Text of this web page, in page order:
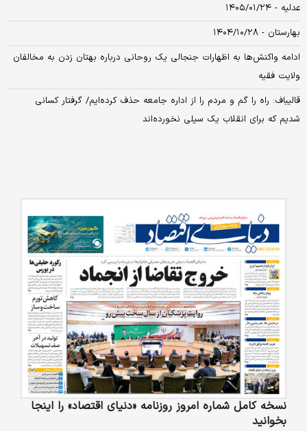
عدلیه - ۱۴۰۵/۰۱/۲۴
بهارستان - ۱۴۰۴/۱۰/۲۸
ادامه واکنش‌ها به اظهارات جنجالی یک روحانی درباره بهتان زدن به مخالفان
ولایت فقیه
قالیباف: راه را گم و مردم را از اداره جامعه حذف کرده‌ایم/ گرفتار کسانی
شدیم که برای انقلاب یک سیلی نخورده‌اند
نسخه کامل شماره امروز روزنامه «دنیای‌ اقتصاد» را اینجا
بخوانید